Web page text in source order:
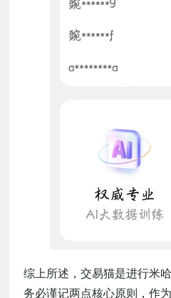
综上所述，交易猫是进行米
务必谨记两点核心原则，作